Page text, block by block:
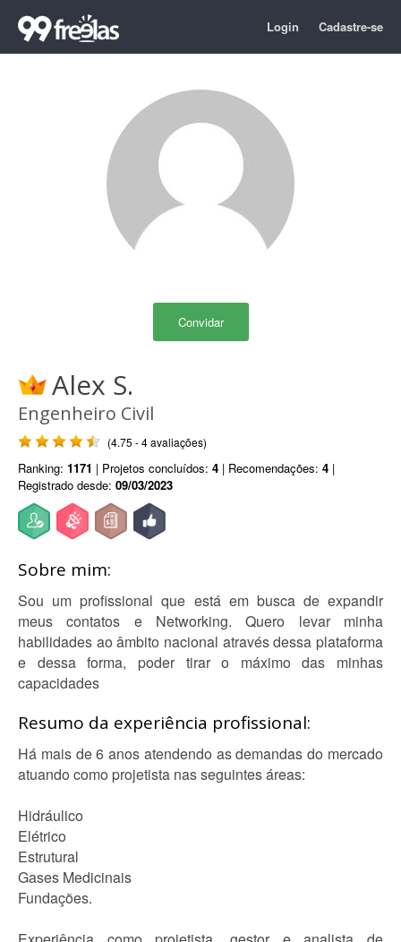
Login Cadastre-se
Convidar
Alex S.
Engenheiro Civil
(4.75 - 4 avaliações)
Ranking: 1171 | Projetos concluídos: 4 | Recomendações: 4 |
Registrado desde: 09/03/2023
Sobre mim:
Sou um profissional que está em busca de expandir
meus contatos e Networking. Quero levar minha
habilidades ao âmbito nacional através dessa plataforma
e dessa forma, poder tirar o máximo das minhas
capacidades
Resumo da experiência profissional:
Há mais de 6 anos atendendo as demandas do mercado
atuando como projetista nas seguintes áreas:
Hidráulico
Elétrico
Estrutural
Gases Medicinais
Fundações.